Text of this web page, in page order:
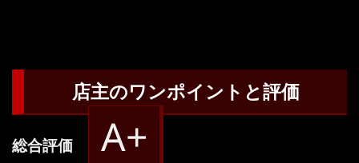
店主のワンポイントと評価
総合評価 A+